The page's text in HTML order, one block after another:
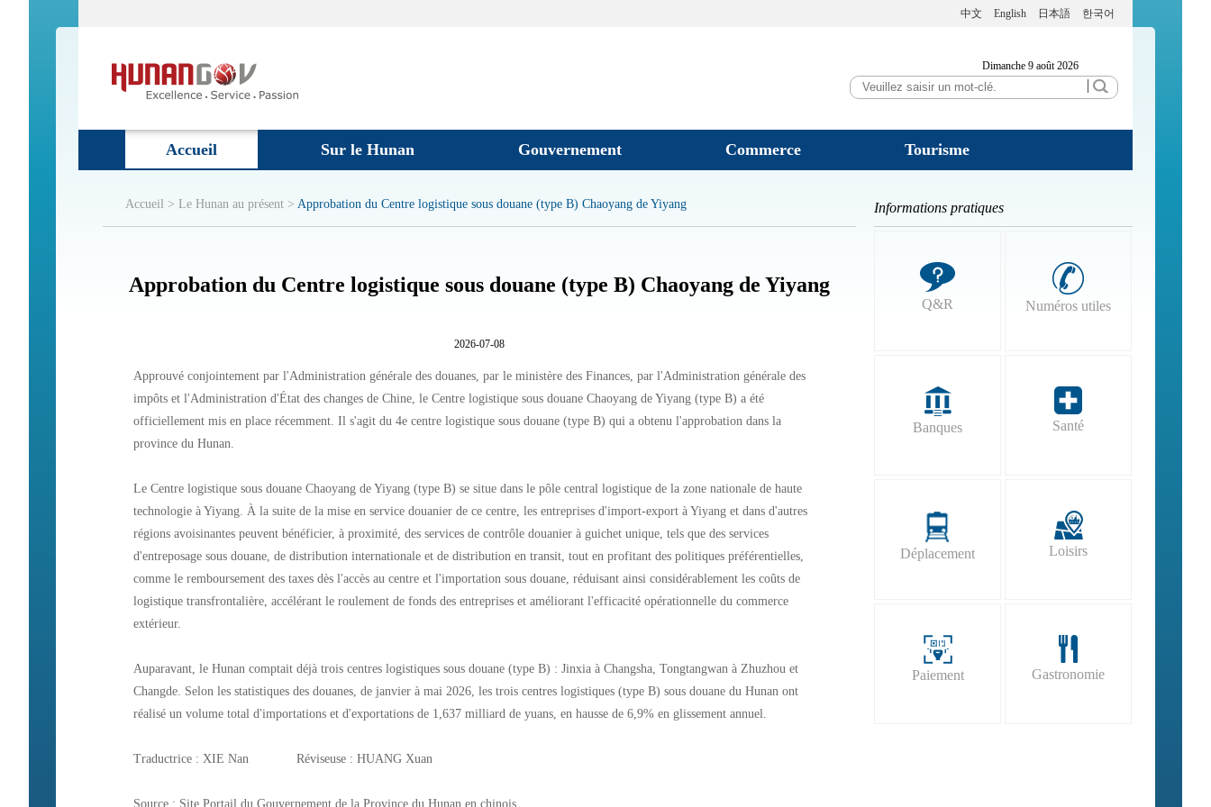
中文 English 日本語 한국어
Dimanche 9 août 2026
Accueil Sur le Hunan Gouvernement Commerce Tourisme
Accueil > Le Hunan au présent > Approbation du Centre logistique sous douane (type B) Chaoyang de Yiyang
Approbation du Centre logistique sous douane (type B) Chaoyang de Yiyang
2026-07-08
Approuvé conjointement par l'Administration générale des douanes, par le ministère des Finances, par l'Administration générale des
impôts et l'Administration d'État des changes de Chine, le Centre logistique sous douane Chaoyang de Yiyang (type B) a été
officiellement mis en place récemment. Il s'agit du 4e centre logistique sous douane (type B) qui a obtenu l'approbation dans la
province du Hunan.
Le Centre logistique sous douane Chaoyang de Yiyang (type B) se situe dans le pôle central logistique de la zone nationale de haute
technologie à Yiyang. À la suite de la mise en service douanier de ce centre, les entreprises d'import-export à Yiyang et dans d'autres
régions avoisinantes peuvent bénéficier, à proximité, des services de contrôle douanier à guichet unique, tels que des services
d'entreposage sous douane, de distribution internationale et de distribution en transit, tout en profitant des politiques préférentielles,
comme le remboursement des taxes dès l'accès au centre et l'importation sous douane, réduisant ainsi considérablement les coûts de
logistique transfrontalière, accélérant le roulement de fonds des entreprises et améliorant l'efficacité opérationnelle du commerce
extérieur.
Auparavant, le Hunan comptait déjà trois centres logistiques sous douane (type B) : Jinxia à Changsha, Tongtangwan à Zhuzhou et
Changde. Selon les statistiques des douanes, de janvier à mai 2026, les trois centres logistiques (type B) sous douane du Hunan ont
réalisé un volume total d'importations et d'exportations de 1,637 milliard de yuans, en hausse de 6,9% en glissement annuel.
Traductrice : XIE Nan Réviseuse : HUANG Xuan
Source : Site Portail du Gouvernement de la Province du Hunan en chinois
Informations pratiques
Q&R Numéros utiles
Banques Santé
Déplacement Loisirs
Paiement Gastronomie